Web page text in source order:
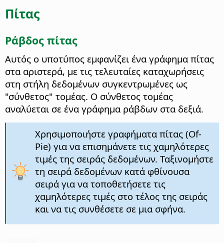
Πίτας
Ράβδος πίτας
Αυτός ο υποτύπος εμφανίζει ένα γράφημα πίτας
στα αριστερά, με τις τελευταίες καταχωρήσεις
στη στήλη δεδομένων συγκεντρωμένες ως
"σύνθετος" τομέας. Ο σύνθετος τομέας
αναλύεται σε ένα γράφημα ράβδων στα δεξιά.
Χρησιμοποιήστε γραφήματα πίτας (Of-
Pie) για να επισημάνετε τις χαμηλότερες
τιμές της σειράς δεδομένων. Ταξινομήστε
τη σειρά δεδομένων κατά φθίνουσα
σειρά για να τοποθετήσετε τις
χαμηλότερες τιμές στο τέλος της σειράς
και να τις συνθέσετε σε μια σφήνα.